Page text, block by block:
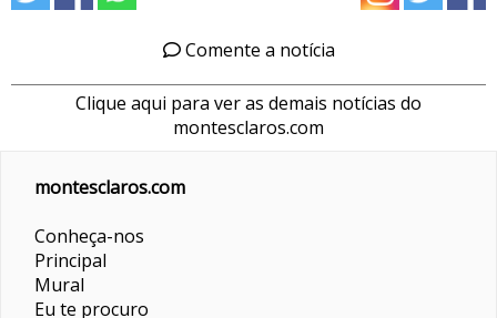
Comente a notícia
Clique aqui para ver as demais notícias do
montesclaros.com
montesclaros.com
Conheça-nos
Principal
Mural
Eu te procuro